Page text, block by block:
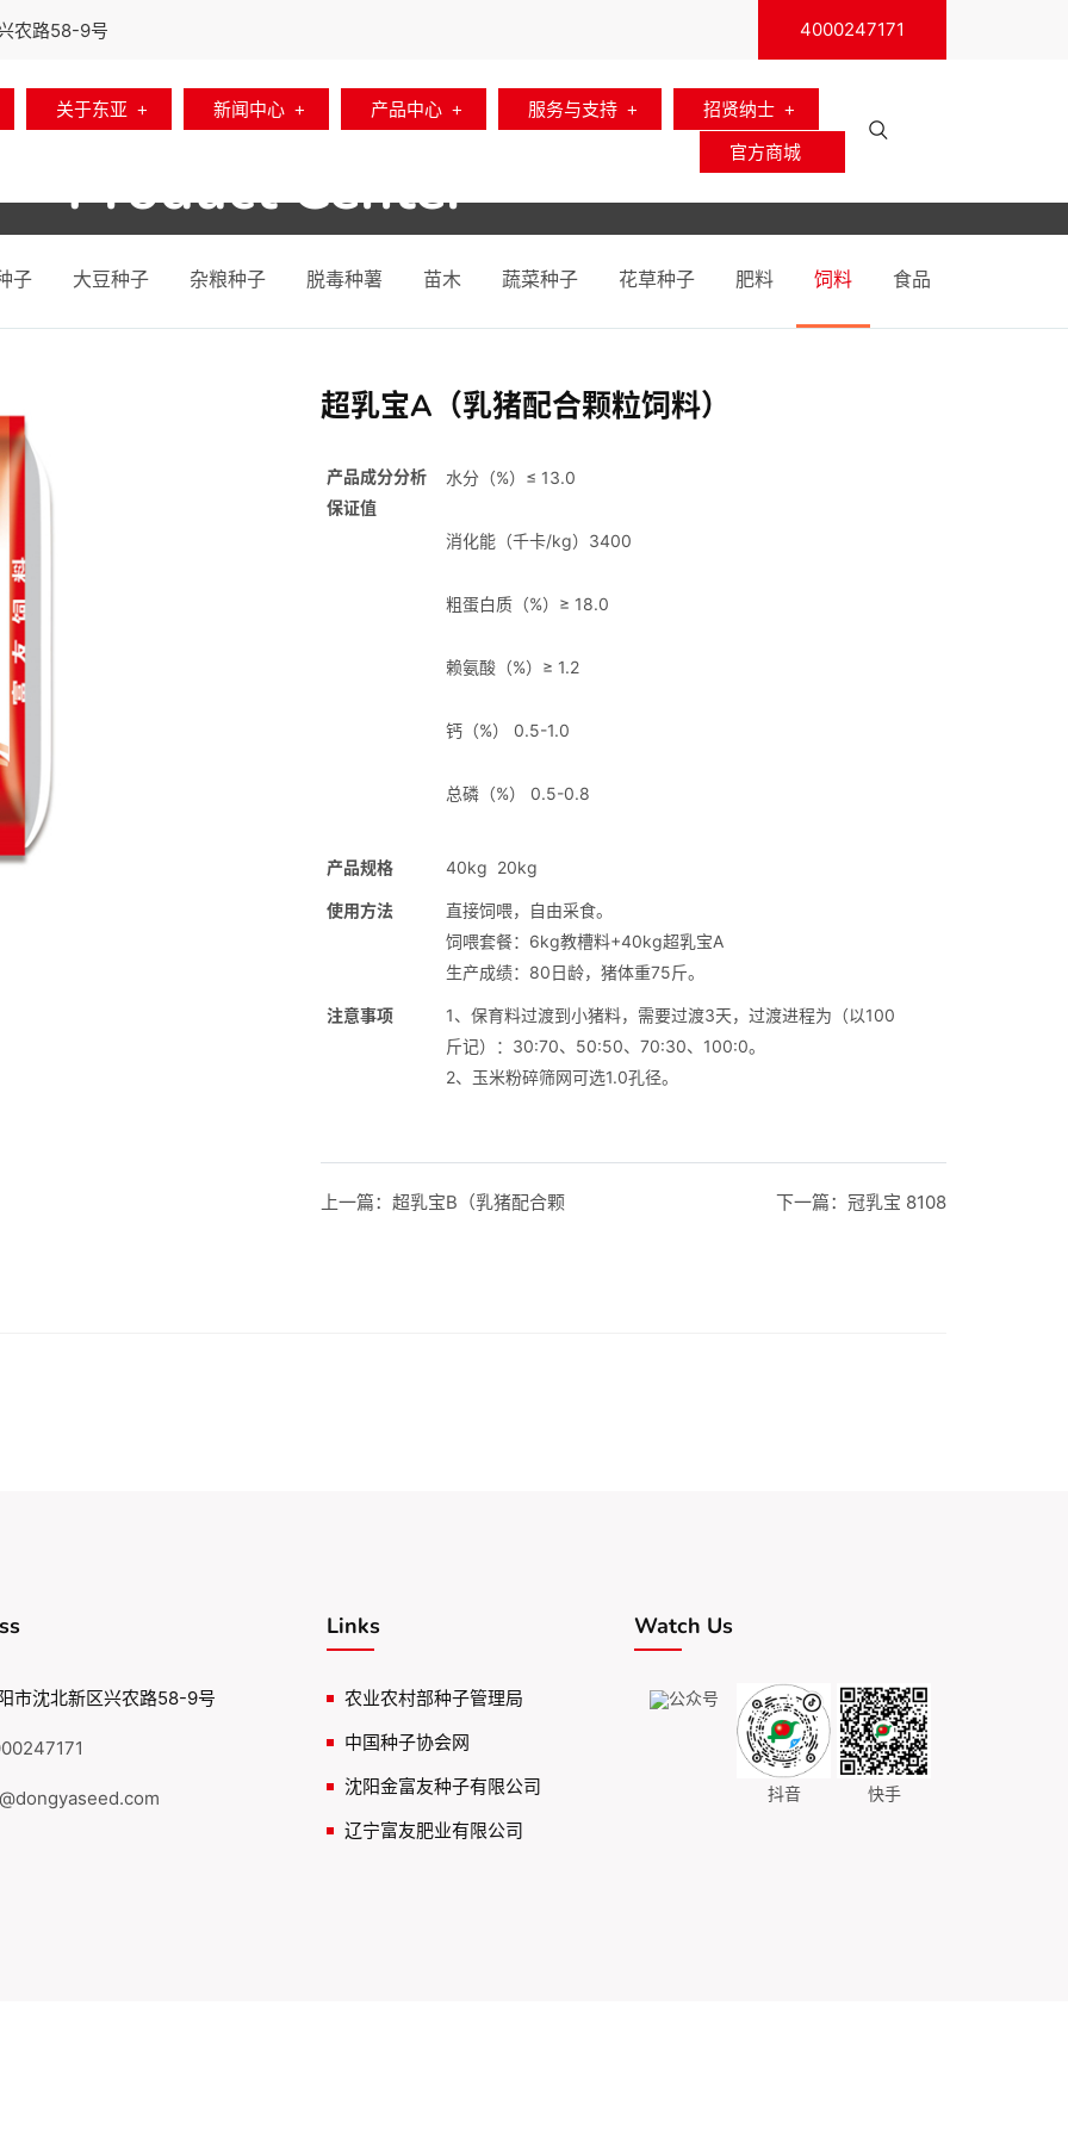
农路58-9号 4000247171
关于东亚 新闻中心 产品中心 服务与支持 招贤纳士
官方商城
Product Center
产品中心 饲料
子 大豆种子 杂粮种子 脱毒种薯 苗木 蔬菜种子 花草种子 肥料 饲料 食品
超乳宝A（乳猪配合颗粒饲料）
产品成分分析
保证值
水分（%）≤ 13.0
消化能（千卡/kg）3400
粗蛋白质（%）≥ 18.0
赖氨酸（%）≥ 1.2
钙（%） 0.5-1.0
总磷（%） 0.5-0.8
产品规格 40kg 20kg
使用方法
直接饲喂，自由采食。
饲喂套餐：6kg教槽料+40kg超乳宝A
生产成绩：80日龄，猪体重75斤。
注意事项
1、保育料过渡到小猪料，需要过渡3天，过渡进程为（以100
斤记）：30:70、50:50、70:30、100:0。
2、玉米粉碎筛网可选1.0孔径。
上一篇： 超乳宝B（乳猪配合颗 下一篇： 冠乳宝 8108
市沈北新区兴农路58-9号
Links
农业农村部种子管理局
中国种子协会网
沈阳金富友种子有限公司
辽宁富友肥业有限公司
Watch Us
公众号
抖音 快手